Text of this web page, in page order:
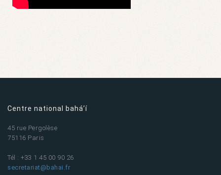
Centre national bahá’í
45 rue Pergolèse
75116 Paris
Tél : +33 1 45 00 90 26
secretariat@bahai.fr